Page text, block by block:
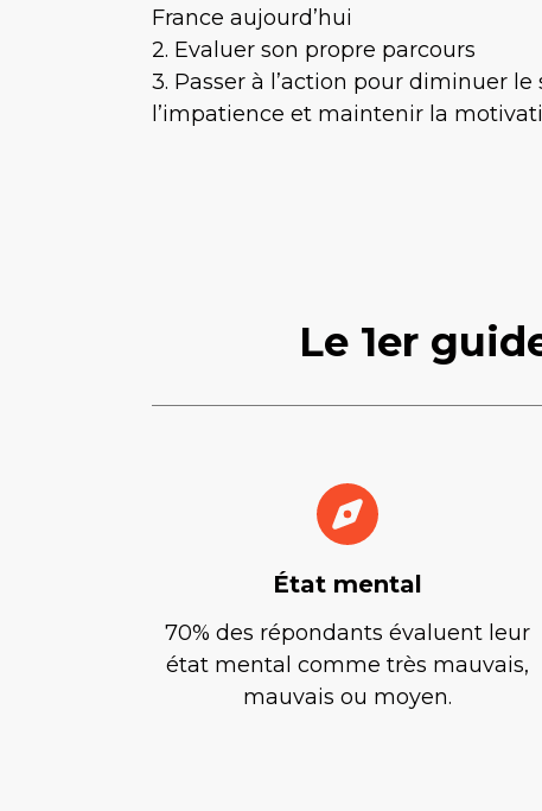
France aujourd’hui
2. Evaluer son propre parcours
3. Passer à l’action pour diminuer le
l’impatience et maintenir la
Le 1er
État mental
70% des répondants évaluent leur
état mental comme très mauvais,
mauvais ou moyen.